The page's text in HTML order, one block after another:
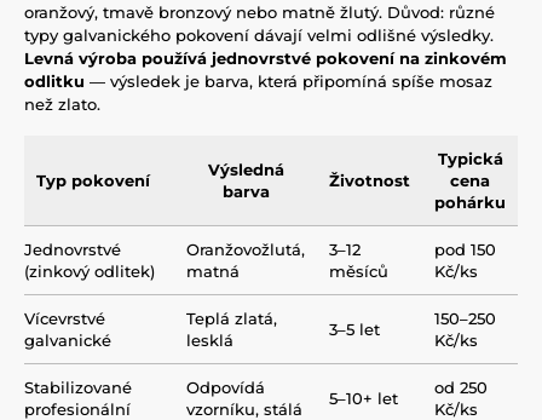
oranžový, tmavě bronzový nebo matně žlutý. Důvod: různé
typy galvanického pokovení dávají velmi odlišné výsledky.
Levná výroba používá jednovrstvé pokovení na zinkovém
odlitku — výsledek je barva, která připomíná spíše mosaz
než zlato.
Typ pokovení
Výsledná
barva
Životnost
Typická
cena
pohárku
Jednovrstvé
(zinkový odlitek)
Oranžovožlutá,
matná
3–12
měsíců
pod 150
Kč/ks
Vícevrstvé
galvanické
Teplá zlatá,
lesklá
3–5 let
150–250
Kč/ks
Stabilizované
profesionální
Odpovídá
vzorníku, stálá
5–10+ let
od 250
Kč/ks